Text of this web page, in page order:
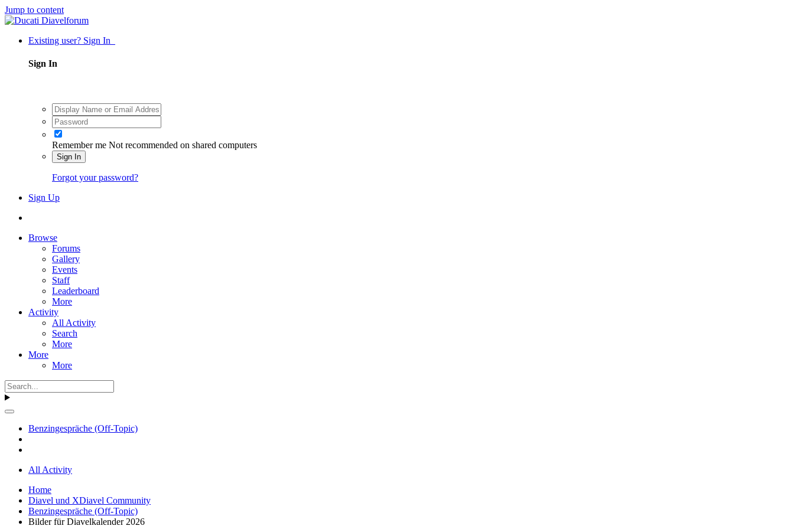
Jump to content
Existing user? Sign In
Sign In
Remember me Not recommended on shared computers
Sign In
Forgot your password?
Sign Up
Browse
Forums
Gallery
Events
Staff
Leaderboard
More
Activity
All Activity
Search
More
More
More
Benzingespräche (Off-Topic)
All Activity
Home
Diavel und XDiavel Community
Benzingespräche (Off-Topic)
Bilder für Diavelkalender 2026